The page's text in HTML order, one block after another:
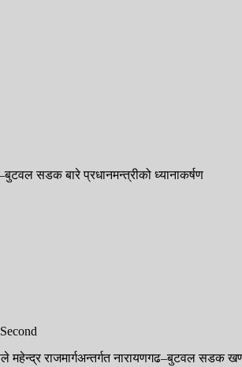
महेन्द्र राजमार्गअन्तर्गत नारायणगढ–बुटवल सडक